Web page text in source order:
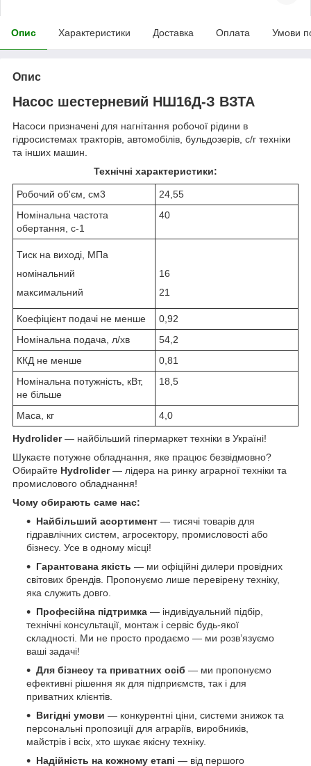
Опис Характеристики Доставка Оплата Умови
Опис
Насос шестерневий НШ16Д-З ВЗТА
Насоси призначені для нагнітання робочої рідини в
гідросистемах тракторів, автомобілів, бульдозерів, с/г техніки
та інших машин.
Технічні характеристики:
Робочий об'єм, см3
24,55
Номінальна частота
обертання, с-1
40
Тиск на виході, МПа
номінальний
максимальний
16
21
Коефіцієнт подачі не менше
0,92
Номінальна подача, л/хв
54,2
ККД не менше
0,81
Номінальна потужність, кВт,
не більше
18,5
Маса, кг 4,0
Hydrolider— найбільший гіпермаркет техніки в Україні!
Шукаєте потужне обладнання, яке працює безвідмовно?
Обирайте Hydrolider— лідера на ринку аграрної техніки та
промислового обладнання!
Чому обирають саме нас:
Найбільший асортимент — тисячі товарів для
гідравлічних систем, агросектору, промисловості або
бізнесу. Усе в одному місці!
Гарантована якість — ми офіційні дилери провідних
світових брендів. Пропонуємо лише перевірену техніку,
яка служить довго.
Професійна підтримка — індивідуальний підбір,
технічні консультації, монтаж і сервіс будь-якої
складності. Ми не просто продаємо — ми розв’язуємо
ваші задачі!
Для бізнесу та приватних осіб — ми пропонуємо
ефективні рішення як для підприємств, так і для
приватних клієнтів.
Вигідні умови — конкурентні ціни, системи знижок та
персональні пропозиції для аграріїв, виробників,
майстрів і всіх, хто шукає якісну техніку.
Надійність на кожному етапі — від першого